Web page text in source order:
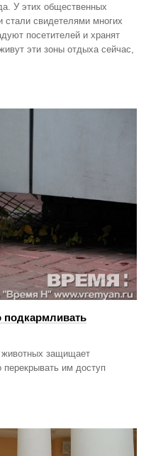
У этих общественных
стали свидетелями многих
посетителей и хранят
эти зоны отдыха сейчас,
подкармливать
животных защищает
им доступ